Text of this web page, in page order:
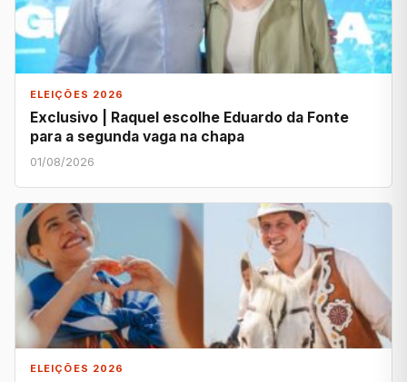
ELEIÇÕES 2026
Exclusivo | Raquel escolhe Eduardo da Fonte
para a segunda vaga na chapa
01/08/2026
ELEIÇÕES 2026